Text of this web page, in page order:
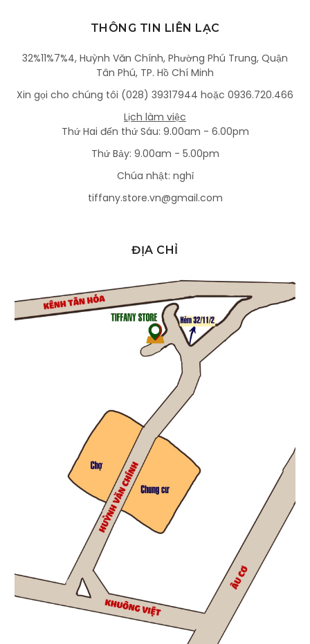
THÔNG TIN LIÊN LẠC
32%11%7%4, Huỳnh Văn Chính, Phường Phú Trung, Quận
Tân Phú, TP. Hồ Chí Minh
Xin gọi cho chúng tôi (028) 39317944 hoặc 0936.720.466
Lịch làm việc
Thứ Hai đến thứ Sáu: 9.00am - 6.00pm
Thứ Bảy: 9.00am - 5.00pm
Chúa nhật: nghỉ
tiffany.store.vn@gmail.com
ĐỊA CHỈ